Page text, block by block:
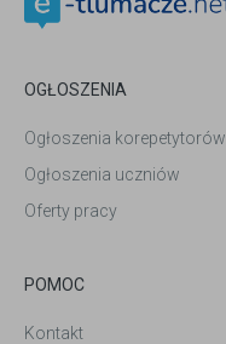
OGŁOSZENIA
Ogłoszenia korepetytorów
Ogłoszenia uczniów
Oferty pracy
POMOC
Kontakt